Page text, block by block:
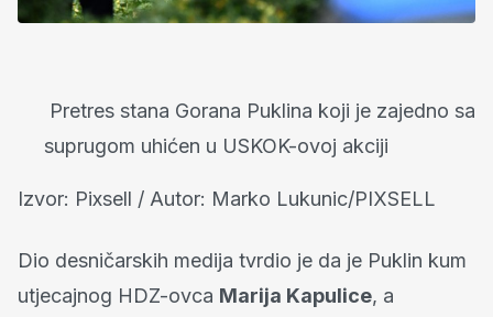
Pretres stana Gorana Puklina koji je zajedno sa
suprugom uhićen u USKOK-ovoj akciji
Izvor: Pixsell / Autor: Marko Lukunic/PIXSELL
Dio desničarskih medija tvrdio je da je Puklin kum
utjecajnog HDZ-ovca Marija Kapulice, a